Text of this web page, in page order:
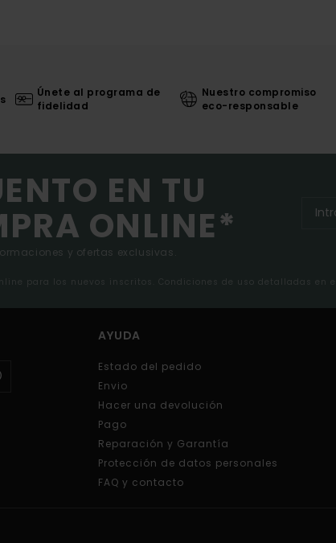
Únete al programa de
fidelidad
Nuestro compromiso
eco-responsable
EN TU
ONLINE*
y ofertas exclusivas.
para los nuevos inscritos. Condiciones de uso detalladas en
AYUDA
Estado del pedido
Envio
Hacer una devolución
Pago
Reparación y Garantía
Protección de datos personales
FAQ y contacto